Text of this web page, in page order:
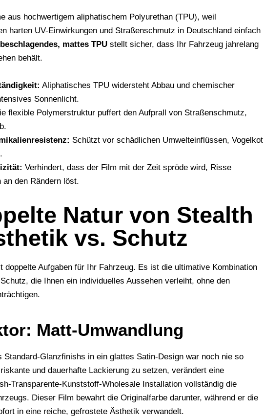
aus hochwertigem aliphatischem Polyurethan (TPU), weil
harten UV-Einwirkungen und Straßenschmutz in Deutschland einfach
mattes TPU stellt sicher, dass Ihr Fahrzeug jahrelang
behält.
Aliphatisches TPU widersteht Abbau und chemischer
Sonnenlicht.
flexible Polymerstruktur puffert den Aufprall von Straßenschmutz,
Schützt vor schädlichen Umwelteinflüssen, Vogelkot
Verhindert, dass der Film mit der Zeit spröde wird, Risse
den Rändern löst.
Natur von Stealth
vs. Schutz
doppelte Aufgaben für Ihr Fahrzeug. Es ist die ultimative Kombination
die Ihnen ein individuelles Aussehen verleiht, ohne den
Matt-Umwandlung
Standard-Glanzfinishs in ein glattes Satin-Design war noch nie so
und dauerhafte Lackierung zu setzen, verändert eine
Transparente-Kunststoff-Wholesale Installation vollständig die
Dieser Film bewahrt die Originalfarbe darunter, während er die
in eine reiche, gefrostete Ästhetik verwandelt.